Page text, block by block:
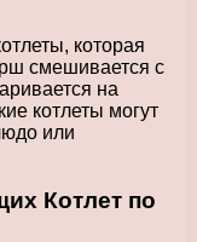
которая
смешивается с
на
котлеты могут
или
Котлет по